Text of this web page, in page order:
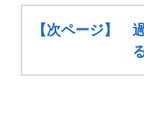
【次ページ】